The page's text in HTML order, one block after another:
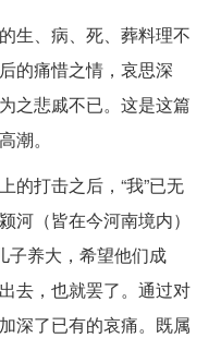
生、病、死、葬料理不
的痛惜之情，哀思深
之悲戚不已。这是这篇
潮。
的打击之后，“我”已无
河（皆在今河南境内）
子养大，希望他们成
去，也就罢了。通过对
深了已有的哀痛。既属